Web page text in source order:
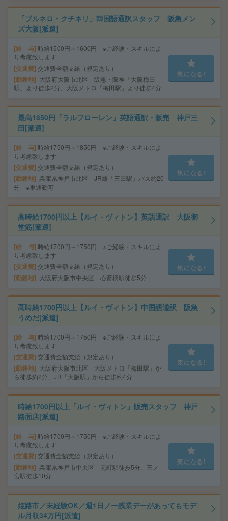
「ブルネロ・クチネリ」韓国語通訳スタッフ 阪急メン
ズ大阪[派遣]
給 与 時給1500円～1600円 ※ご経験・スキルによ
り考慮致します
交通費 交通費全額支給（規定あり）
勤務地
大阪府大阪市北区 阪急・阪神「大阪梅田
駅」より徒歩2分、大阪メトロ「梅田駅」より徒歩4分
気になる!
最高1850円「ラルフローレン」英語通訳・販売 神戸三
田[派遣]
給 与 時給1750円～1850円 ※ご経験・スキルによ
り考慮致します
交通費 交通費全額支給（規定あり）
勤務地 兵庫県神戸市北区 JR線「三田駅」バス約20
分 ※車通勤可
気になる!
高時給1700円以上【ルイ・ヴィトン】英語通訳 大阪御
堂筋[派遣]
給 与 時給1700円～1750円 ※ご経験・スキルによ
り考慮致します
交通費 交通費全額支給（規定あり）
勤務地 大阪府大阪市中央区 心斎橋駅徒歩5分
気になる!
高時給1700円以上【ルイ・ヴィトン】中国語通訳 阪急
うめだ[派遣]
給 与 時給1700円～1750円 ※ご経験・スキルによ
り考慮致します
交通費 交通費全額支給（規定あり）
勤務地
大阪府大阪市北区 大阪メトロ「梅田駅」か
ら徒歩約2分、JR「大阪駅」から徒歩約4分
気になる!
時給1700円以上「ルイ・ヴィトン」販売スタッフ 神戸
路面店[派遣]
給 与 時給1700円～1750円 ※ご経験・スキルによ
り考慮致します
交通費 交通費全額支給（規定あり）
勤務地 兵庫県神戸市中央区 元町駅徒歩5分、三ノ
宮駅徒歩10分
気になる!
姫路市／未経験OK／週1日ノー残業デーがあってもモデ
ル月収34万円[派遣]